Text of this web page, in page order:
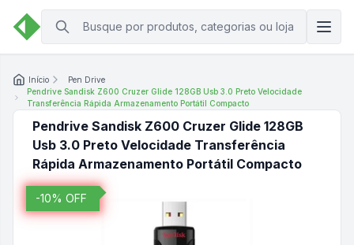
Início
Pen Drive
Pendrive Sandisk Z600 Cruzer Glide 128GB Usb 3.0 Preto Velocidade
Transferência Rápida Armazenamento Portátil Compacto
Pendrive Sandisk Z600 Cruzer Glide 128GB
Usb 3.0 Preto Velocidade Transferência
Rápida Armazenamento Portátil Compacto
-10% OFF